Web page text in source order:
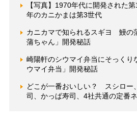
【写真】1970年代に開発された
年のカニかまは第3世代
カニカマで知られるスギヨ 鰻の
蒲ちゃん」開発秘話
崎陽軒のシウマイ弁当にそっくり
ウマイ弁当」開発秘話
どこが一番おいしい？ スシロー
司、かっぱ寿司、4社共通の定番